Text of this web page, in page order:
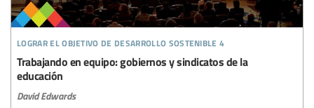
lograr el objetivo de desarrollo sostenible 4
Trabajando en equipo: gobiernos y sindicatos de la
educación
David Edwards